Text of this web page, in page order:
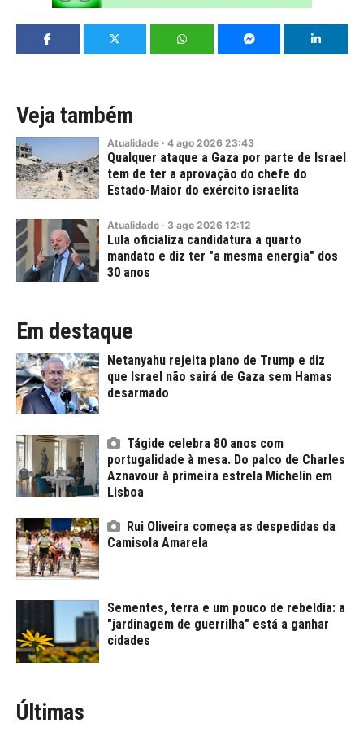
Veja também
Atualidade · 4 ago 2026 23:43
Qualquer ataque a Gaza por parte de Israel
tem de ter a aprovação do chefe do
Estado-Maior do exército israelita
Atualidade · 3 ago 2026 12:12
Lula oficializa candidatura a quarto
mandato e diz ter "a mesma energia" dos
30 anos
Em destaque
Netanyahu rejeita plano de Trump e diz
que Israel não sairá de Gaza sem Hamas
desarmado
Tágide celebra 80 anos com
portugalidade à mesa. Do palco de Charles
Aznavour à primeira estrela Michelin em
Lisboa
Rui Oliveira começa as despedidas da
Camisola Amarela
Sementes, terra e um pouco de rebeldia: a
"jardinagem de guerrilha" está a ganhar
cidades
Últimas